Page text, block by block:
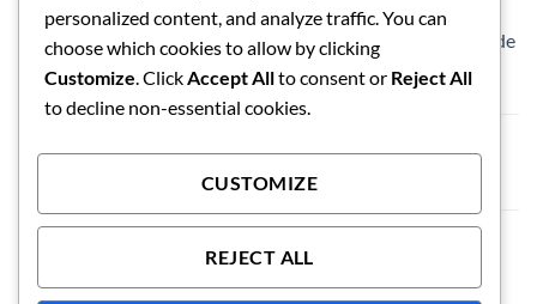
Dungeons and Dragon - Caja de inicio - Héroes de
Exploding Kittens El Juego de Tablero
personalized content, and analyze traffic. You can
choose which cookies to allow by clicking
Customize. ClickAccept Allto consent or Reject All
to decline non-essential cookies.
CUSTOMIZE
REJECT ALL